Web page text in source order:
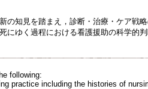
の知見を踏まえ，診断・治療・ケア戦
にゆく過程における看護援助の科学的
following:
practice including the histories of